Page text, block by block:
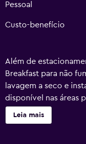
Pessoal
Custo-benefício
Além de
Breakfast para não
lavagem a seco e
disponível nas áreas
comodidades
expresso e
Leia mais